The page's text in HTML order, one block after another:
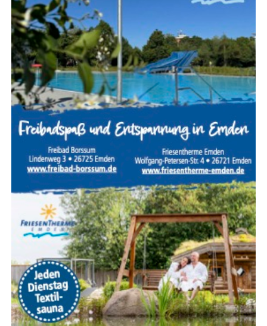
(Hin­weis der Redak­ti­on / Hin­ter­grund zur
Pressemitteilung)
Für Inter­es­sier­te gab das Team um den Kan­di­da­ten noch
ein tech­ni­sches Detail mit auf den Weg: Auf den Fotos
der Akti­on sind seit­lich der Stan­ge spe­zi­el­le Rol­len zu
erken­nen. Die­se die­nen dazu, das Ban­ner beim Start im
Schlepp zu zie­hen. Da die unte­re Rol­le schwe­rer ist, rich­
tet sich das Ban­ner wäh­rend des Flugs auto­ma­tisch auf.
Vor der Lan­dung wird das Ban­ner über einer Rasen­flä­che
aus­ge­klinkt und abge­wor­fen.
Der Flug ist für den Zeit­raum von15:00 Uhr bis 18:00 Uhr
ange­setzt, Start und Lan­dung erfol­gen am Flug­platz Nüt­